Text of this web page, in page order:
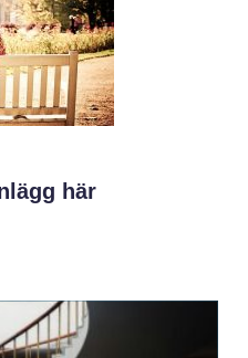
här